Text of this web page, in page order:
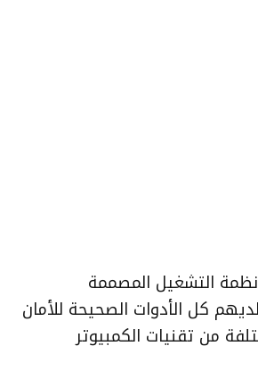
التشغيل المصممة
كل الأدوات الصحيحة للأمان
من تقنيات الكمبيوتر